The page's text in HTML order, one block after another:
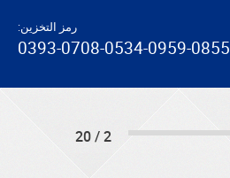
رمز التخزين:
0393-0708-0534-0959-0855
2 / 20